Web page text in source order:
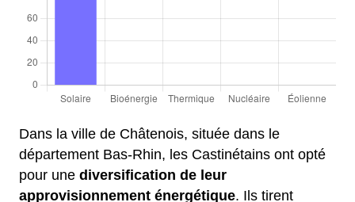
Dans la ville de Châtenois, située dans le
département Bas-Rhin, les Castinétains ont opté
pour une diversification de leur
approvisionnement énergétique. Ils tirent